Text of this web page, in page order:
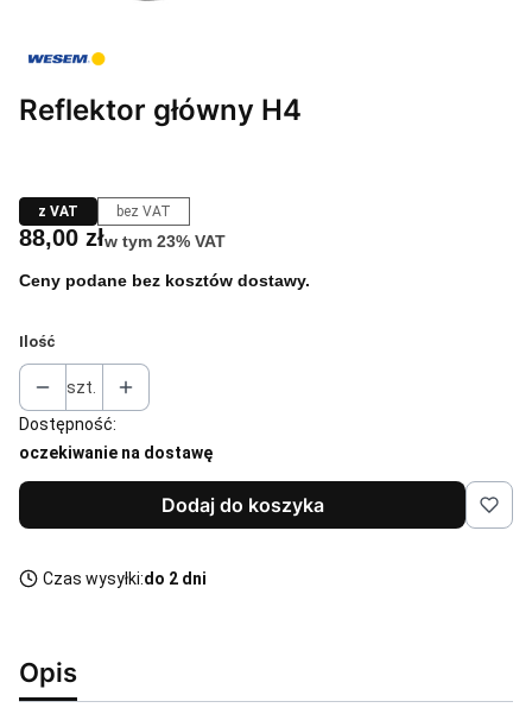
Reflektor główny H4
z VAT bez VAT
Cena
88,00 złw tym 23% VAT
w tym 23% VAT
Ceny podane bez kosztów dostawy.
Ilość
szt.
Dostępność:
oczekiwanie na dostawę
Dodaj do koszyka
Czas wysyłki:do 2 dni
Opis